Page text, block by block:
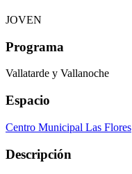
JOVEN
Programa
Vallatarde y Vallanoche
Espacio
Centro Municipal Las Flores
Descripción